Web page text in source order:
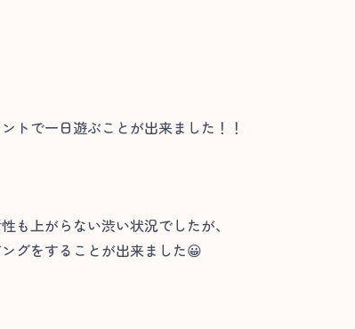
トで一日遊ぶことが出来ました！！
も上がらない渋い状況でしたが、
グをすることが出来ました😀